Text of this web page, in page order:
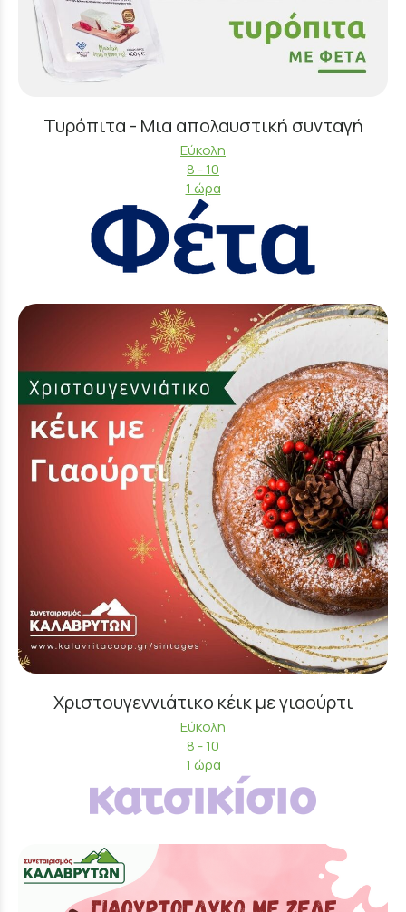
Τυρόπιτα - Μια απολαυστική συνταγή
Εύκολη
8 - 10
1 ώρα
Χριστουγεννιάτικο κέικ με γιαούρτι
Εύκολη
8 - 10
1 ώρα